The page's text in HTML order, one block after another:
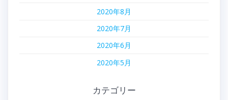
2020年8月
2020年7月
2020年6月
2020年5月
カテゴリー